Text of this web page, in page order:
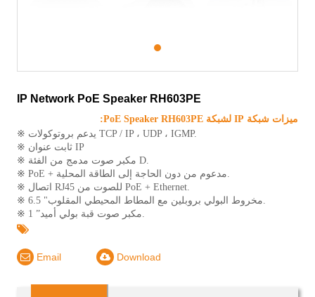
IP Network PoE Speaker RH603PE
ميزات شبكة IP لشبكة PoE Speaker RH603PE:
※ يدعم بروتوكولات TCP / IP ، UDP ، IGMP.
※ ثابت عنوان IP
※ مكبر صوت مدمج من الفئة D.
※ PoE + مدعوم من دون الحاجة إلى الطاقة المحلية.
※ اتصال RJ45 للصوت من PoE + Ethernet.
※ 6.5 "مخروط البولي بروبلين مع المطاط المحيطي المقلوب.
※ 1 ”مكبر صوت قبة بولي أميد.
Email Download